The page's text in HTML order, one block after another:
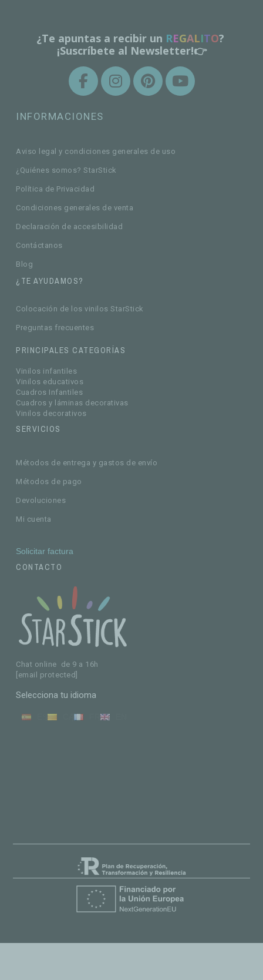
¿Te apuntas a recibir un REGALITO?
¡Suscríbete al Newsletter!👉
INFORMACIONES
Aviso legal y condiciones generales de uso
¿Quiénes somos? StarStick
Política de Privacidad
Condiciones generales de venta
Declaración de accesibilidad
Contáctanos
Blog
¿TE AYUDAMOS?
Colocación de los vinilos StarStick
Preguntas frecuentes
PRINCIPALES CATEGORÍAS
Vinilos infantiles
Vinilos educativos
Cuadros Infantiles
Cuadros y láminas decorativas
Vinilos decorativos
SERVICIOS
Métodos de entrega y gastos de envío
Métodos de pago
Devoluciones
Mi cuenta
Solicitar factura
CONTACTO
Chat online de 9 a 16h
[email protected]
Selecciona tu idioma
ES CA FR